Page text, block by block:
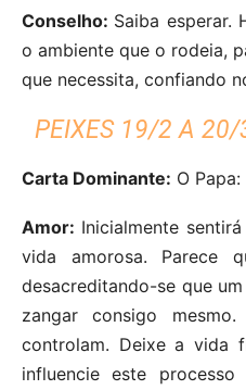
Conselho: Saiba esperar.
o ambiente que o rodeia,
que necessita, confiando
PEIXES 19/2 A 20/
Carta Dominante: O
Amor: Inicialmente
vida amorosa. Parece
desacreditando-se que
zangar consigo
controlam. Deixe a vida
influencie este